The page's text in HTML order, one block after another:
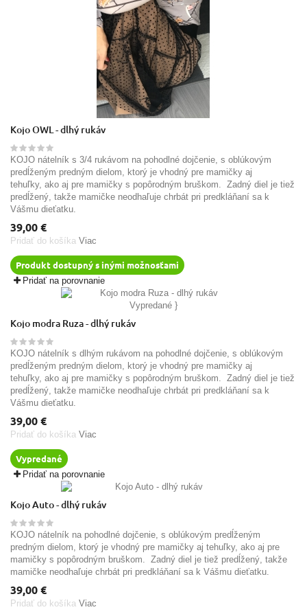
Kojo OWL - dlhý rukáv
KOJO nátelník s 3/4 rukávom na pohodlné dojčenie, s oblúkovým
predĺženým predným dielom, ktorý je vhodný pre mamičky aj
tehuľky, ako aj pre mamičky s popôrodným bruškom. Zadný diel je tiež
predĺžený, takže mamičke neodhaľuje chrbát pri predkláňaní sa k
Vášmu dieťatku.
39,00 €
Pridať do košíka Viac
Produkt dostupný s inými možnosťami
Pridať na porovnanie
Vypredané }
Kojo modra Ruza - dlhý rukáv
KOJO nátelník s dlhým rukávom na pohodlné dojčenie, s oblúkovým
predĺženým predným dielom, ktorý je vhodný pre mamičky aj
tehuľky, ako aj pre mamičky s popôrodným bruškom. Zadný diel je tiež
predĺžený, takže mamičke neodhaľuje chrbát pri predkláňaní sa k
Vášmu dieťatku.
39,00 €
Pridať do košíka Viac
Vypredané
Pridať na porovnanie
Kojo Auto - dlhý rukáv
KOJO nátelník na pohodlné dojčenie, s oblúkovým predĺženým
predným dielom, ktorý je vhodný pre mamičky aj tehuľky, ako aj pre
mamičky s popôrodným bruškom. Zadný diel je tiež predĺžený, takže
mamičke neodhaľuje chrbát pri predkláňaní sa k Vášmu dieťatku.
39,00 €
Pridať do košíka Viac